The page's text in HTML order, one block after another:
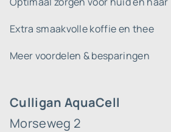
Culligan AquaCell
Morseweg 2
Extra smaakvolle koffie en thee
Meer voordelen & besparingen